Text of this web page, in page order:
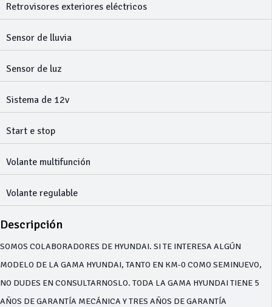
Retrovisores exteriores eléctricos
Sensor de lluvia
Sensor de luz
Sistema de 12v
Start e stop
Volante multifunción
Volante regulable
Descripción
SOMOS COLABORADORES DE HYUNDAI. SI TE INTERESA ALGÚN
MODELO DE LA GAMA HYUNDAI, TANTO EN KM-0 COMO SEMINUEVO,
NO DUDES EN CONSULTARNOSLO. TODA LA GAMA HYUNDAI TIENE 5
AÑOS DE GARANTÍA MECÁNICA Y TRES AÑOS DE GARANTÍA